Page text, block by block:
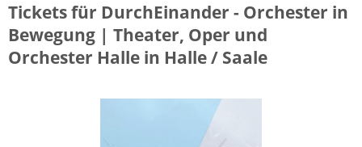
Tickets für DurchEinander - Orchester in
Bewegung | Theater, Oper und
Orchester Halle in Halle / Saale